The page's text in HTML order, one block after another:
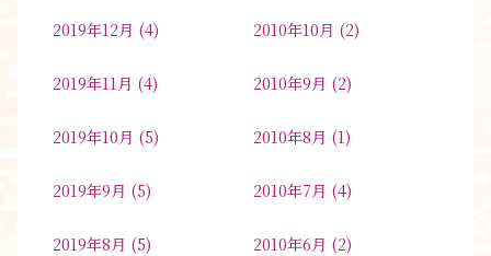
2019年12月 (4)
2019年11月 (4)
2019年10月 (5)
2019年9月 (5)
2019年8月 (5)
2010年10月 (2)
2010年9月 (2)
2010年8月 (1)
2010年7月 (4)
2010年6月 (2)